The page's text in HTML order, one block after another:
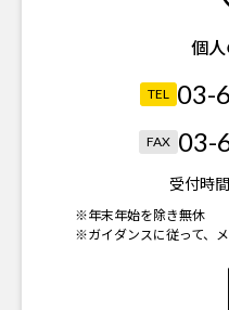
個
TEL 03-
FAX 03-
受付時間
※年末年始を除き無休
※ガイダンスに従って、